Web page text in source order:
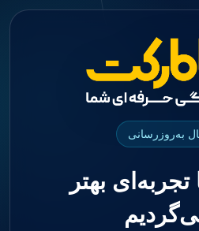
به‌روزرسانی
بهتر
جستجو